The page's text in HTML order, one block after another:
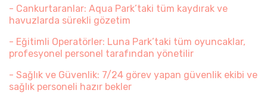
- Cankurtaranlar: Aqua Park’taki tüm kaydırak ve
havuzlarda sürekli gözetim
- Eğitimli Operatörler: Luna Park’taki tüm oyuncaklar,
profesyonel personel tarafından yönetilir
- Sağlık ve Güvenlik: 7/24 görev yapan güvenlik ekibi ve
sağlık personeli hazır bekler